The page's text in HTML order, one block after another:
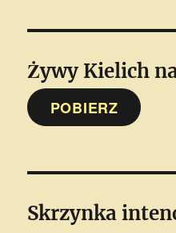
Żywy Kielich
POBIERZ
Skrzynka